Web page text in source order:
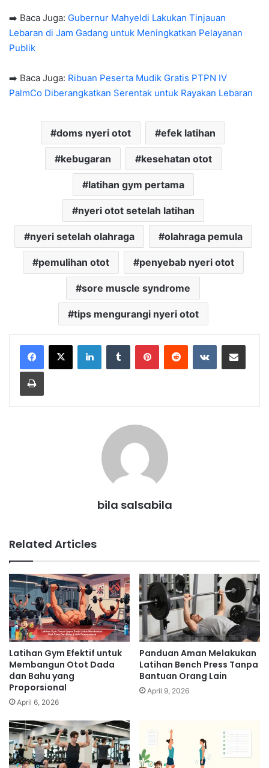
➡️ Baca Juga: Gubernur Mahyeldi Lakukan Tinjauan
Lebaran di Jam Gadang untuk Meningkatkan Pelayanan
Publik
➡️ Baca Juga: Ribuan Peserta Mudik Gratis PTPN IV
PalmCo Diberangkatkan Serentak untuk Rayakan Lebaran
doms nyeri otot efek latihan
kebugaran kesehatan otot
latihan gym pertama
nyeri otot setelah latihan
nyeri setelah olahraga olahraga pemula
pemulihan otot penyebab nyeri otot
sore muscle syndrome
tips mengurangi nyeri otot
LinkedInTumblr PinterestReddit VKontakteShare via Email
Print
bila salsabila
Related Articles
Latihan Gym Efektif untuk
Membangun Otot Dada
dan Bahu yang
Proporsional
April 6, 2026
Panduan Aman Melakukan
Latihan Bench Press Tanpa
Bantuan Orang Lain
April 9, 2026